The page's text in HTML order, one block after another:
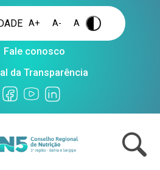
A+ A- A .
Fale conosco
da Transparência